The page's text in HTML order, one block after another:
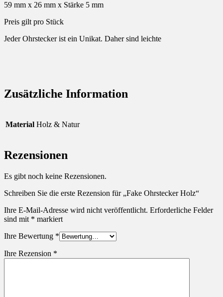
59 mm x 26 mm x Stärke 5 mm
Preis gilt pro Stück
Jeder Ohrstecker ist ein Unikat. Daher sind leichte
Zusätzliche Information
Material Holz & Natur
Rezensionen
Es gibt noch keine Rezensionen.
Schreiben Sie die erste Rezension für „Fake Ohrstecker Holz“
Ihre E-Mail-Adresse wird nicht veröffentlicht. Erforderliche Felder
sind mit * markiert
Ihre Bewertung *
Ihre Rezension *